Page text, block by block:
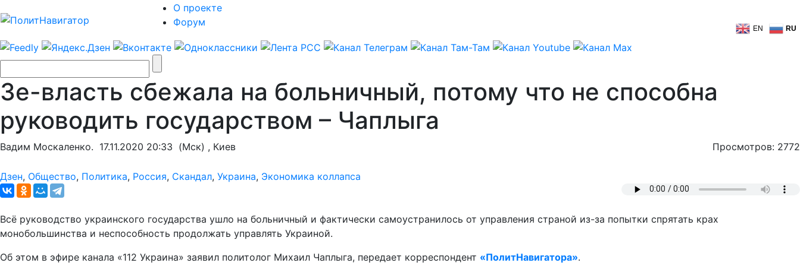
О проекте
Форум
EN RU
Зе-власть сбежала на больничный, потому что не способна
руководить государством – Чаплыга
Вадим Москаленко. 17.11.2020 20:33 (Мск) , Киев Просмотров: 2772
Дзен, Общество, Политика, Россия, Скандал, Украина, Экономика коллапса
Всё руководство украинского государства ушло на больничный и фактически самоустранилось от управления страной из-за попытки спрятать крах
монобольшинства и неспособность продолжать управлять Украиной.
Об этом в эфире канала «112 Украина» заявил политолог Михаил Чаплыга, передает корреспондент «ПолитНавигатора».